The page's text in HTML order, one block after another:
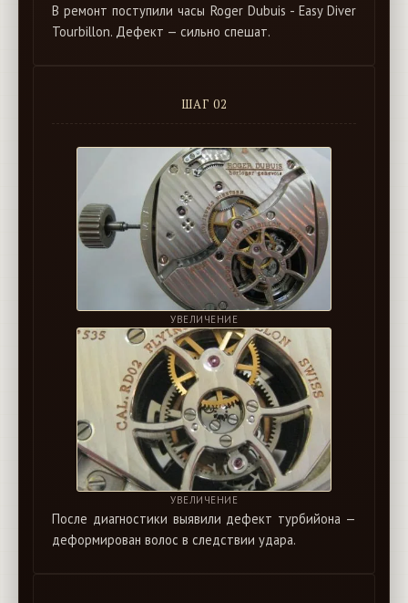
В ремонт поступили часы Roger Dubuis - Easy Diver
Tourbillon. Дефект — сильно спешат.
ШАГ 02
УВЕЛИЧЕНИЕ
УВЕЛИЧЕНИЕ
После диагностики выявили дефект турбийона —
деформирован волос в следствии удара.